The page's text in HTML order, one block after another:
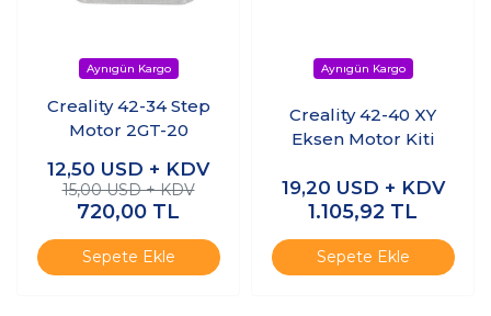
Creality 42-34 Step
Motor 2GT-20
12,50 USD + KDV
15,00 USD + KDV
720,00 TL
Sepete Ekle
Creality 42-40 XY
Eksen Motor Kiti
19,20 USD + KDV
1.105,92 TL
Sepete Ekle